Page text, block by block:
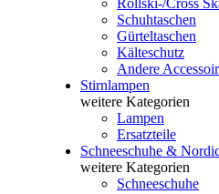
Rollski-/Cross
Schuhtaschen
Gürteltaschen
Kälteschutz
Andere
Stirnlampen
weitere Kategorien
Lampen
Ersatzteile
Schneeschuhe &
weitere Kategorien
Schneeschuhe